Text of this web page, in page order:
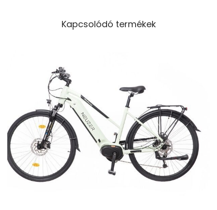
Kapcsolódó termékek